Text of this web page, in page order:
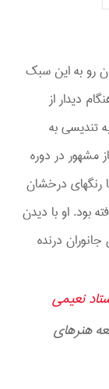
رو به این سبک
دیدار از
پاییزی پاریس به سال 1905م به تندیسی به
مشهور در دوره
رنگهای درخشان
بود. او با دیدن
درنده
نعیمی
هنرهای